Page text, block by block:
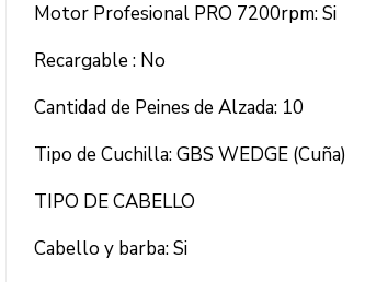
Motor Profesional PRO 7200rpm: Si
Recargable : No
Cantidad de Peines de Alzada: 10
Tipo de Cuchilla: GBS WEDGE (Cuña)
TIPO DE CABELLO
Cabello y barba: Si